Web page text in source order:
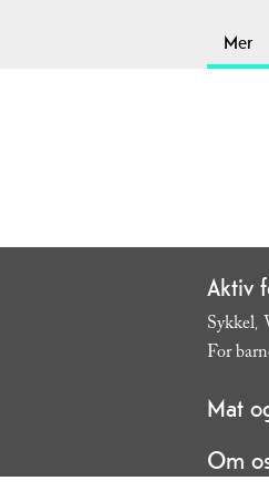
Mer
Aktiv
Sykkel,
For
Mat
Om